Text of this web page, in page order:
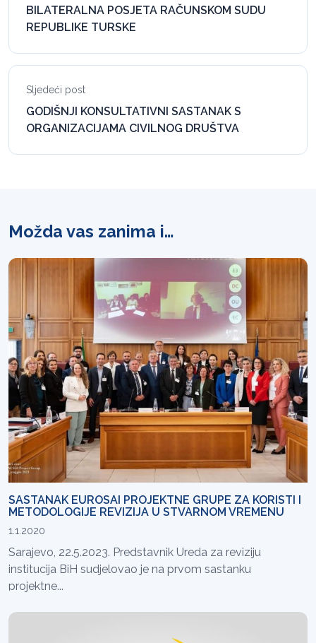
BILATERALNA POSJETA RAČUNSKOM SUDU
REPUBLIKE TURSKE
Sljedeći post
GODIŠNJI KONSULTATIVNI SASTANAK S
ORGANIZACIJAMA CIVILNOG DRUŠTVA
Možda vas zanima i…
SASTANAK EUROSAI PROJEKTNE GRUPE ZA KORISTI I
METODOLOGIJE REVIZIJA U STVARNOM VREMENU
1.1.2020
Sarajevo, 22.5.2023. Predstavnik Ureda za reviziju
institucija BiH sudjelovao je na prvom sastanku
projektne...